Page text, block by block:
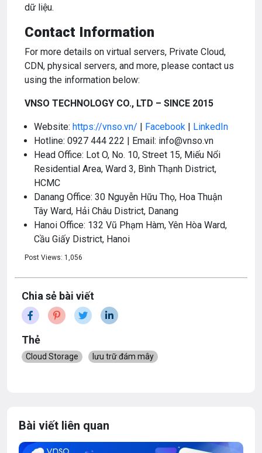
dữ liệu.
Contact Information
For more details on virtual servers, Private Cloud,
CDN, physical servers, and more, please contact us
using the information below:
VNSO TECHNOLOGY CO., LTD – SINCE 2015
Website: https://vnso.vn/ Facebook
LinkedIn
Hotline: 0927 444 222 | Email: info@vnso.vn
Head Office: Lot O, No. 10, Street 15, Miếu Nổi
Residential Area, Ward 3, Bình Thạnh District,
HCMC
Danang Office: 30 Nguyễn Hữu Thọ, Hoa Thuận
Tây Ward, Hải Châu District, Danang
Hanoi Office: 132 Vũ Phạm Hàm, Yên Hòa Ward,
Cầu Giấy District, Hanoi
Post Views: 1,056
Chia sẻ bài viết
Thẻ
Cloud Storage lưu trữ đám mây
Bài viết liên quan